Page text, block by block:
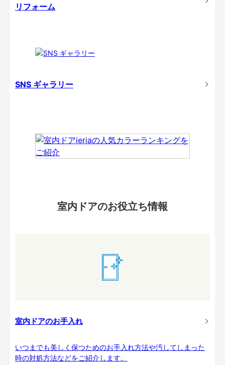
リフォーム
SNS ギャラリー
室内ドアのお役立ち情報
室内ドアのお手入れ
いつまでも美しく保つためのお手入れ方法や汚してしまった
時の対処方法などをご紹介します。